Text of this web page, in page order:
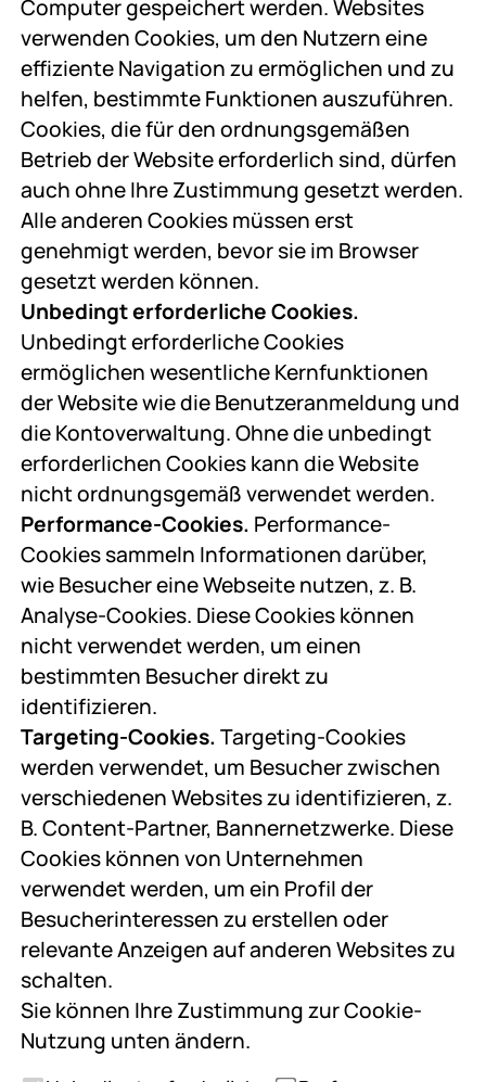
Computer gespeichert werden. Websites
verwenden Cookies, um den Nutzern eine
effiziente Navigation zu ermöglichen und zu
helfen, bestimmte Funktionen auszuführen.
Cookies, die für den ordnungsgemäßen
Betrieb der Website erforderlich sind, dürfen
auch ohne Ihre Zustimmung gesetzt werden.
Alle anderen Cookies müssen erst
genehmigt werden, bevor sie im Browser
gesetzt werden können.
Unbedingt erforderliche Cookies.
Unbedingt erforderliche Cookies
ermöglichen wesentliche Kernfunktionen
der Website wie die Benutzeranmeldung und
die Kontoverwaltung. Ohne die unbedingt
erforderlichen Cookies kann die Website
nicht ordnungsgemäß verwendet werden.
Performance-Cookies. Performance-
Cookies sammeln Informationen darüber,
wie Besucher eine Webseite nutzen, z. B.
Analyse-Cookies. Diese Cookies können
nicht verwendet werden, um einen
bestimmten Besucher direkt zu
identifizieren.
Targeting-Cookies.Targeting-Cookies
werden verwendet, um Besucher zwischen
verschiedenen Websites zu identifizieren, z.
B. Content-Partner, Bannernetzwerke. Diese
Cookies können von Unternehmen
verwendet werden, um ein Profil der
Besucherinteressen zu erstellen oder
relevante Anzeigen auf anderen Websites zu
schalten.
Sie können Ihre Zustimmung zur Cookie-
Nutzung unten ändern.